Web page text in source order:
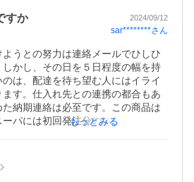
すか 2024/09/12
sar********さん
ようとの努力は連絡メールでひしひ
しかし、その日を５日程度の幅を持
は、配達を待ち望む人にはイライ
す。仕入れ先との連携の都合もあ
納期連絡は必至です。この商品は
パには初回発注分の納品以後はな
言い過ぎなのかもしれません。仕
を強固に保って、顧客向けサービス
もっとみる